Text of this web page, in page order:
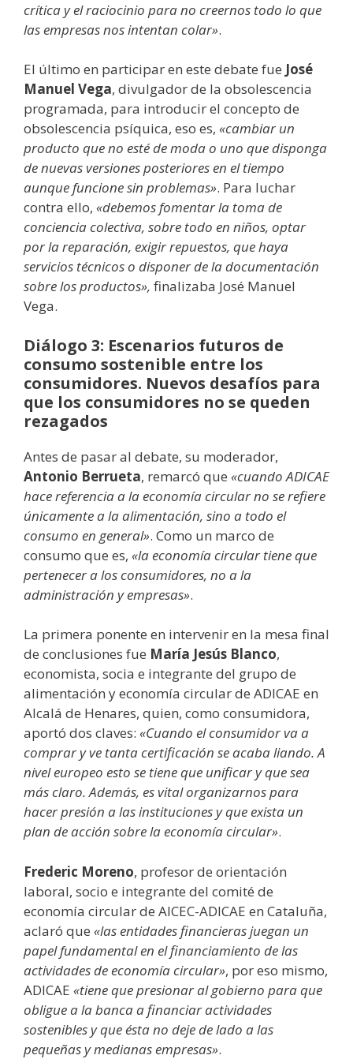
crítica y el raciocinio para no creernos todo lo que
las empresas nos intentan colar».
El último en participar en este debate fue José
Manuel Vega, divulgador de la obsolescencia
programada, para introducir el concepto de
obsolescencia psíquica, eso es, «cambiar un
producto que no esté de moda o uno que disponga
de nuevas versiones posteriores en el tiempo
aunque funcione sin problemas». Para luchar
contra ello, «debemos fomentar la toma de
conciencia colectiva, sobre todo en niños, optar
por la reparación, exigir repuestos, que haya
servicios técnicos o disponer de la documentación
sobre los productos», finalizaba José Manuel
Vega.
Diálogo 3: Escenarios futuros de
consumo sostenible entre los
consumidores. Nuevos desafíos para
que los consumidores no se queden
rezagados
Antes de pasar al debate, su moderador,
Antonio Berrueta, remarcó que «cuando ADICAE
hace referencia a la economía circular no se refiere
únicamente a la alimentación, sino a todo el
consumo en general». Como un marco de
consumo que es, «la economía circular tiene que
pertenecer a los consumidores, no a la
administración y empresas».
La primera ponente en intervenir en la mesa final
de conclusiones fue María Jesús Blanco,
economista, socia e integrante del grupo de
alimentación y economía circular de ADICAE en
Alcalá de Henares, quien, como consumidora,
aportó dos claves: «Cuando el consumidor va a
comprar y ve tanta certificación se acaba liando. A
nivel europeo esto se tiene que unificar y que sea
más claro. Además, es vital organizarnos para
hacer presión a las instituciones y que exista un
plan de acción sobre la economía circular».
Frederic Moreno, profesor de orientación
laboral, socio e integrante del comité de
economía circular de AICEC-ADICAE en Cataluña,
aclaró que «las entidades financieras juegan un
papel fundamental en el financiamiento de las
actividades de economía circular», por eso mismo,
ADICAE «tiene que presionar al gobierno para que
obligue a la banca a financiar actividades
sostenibles y que ésta no deje de lado a las
pequeñas y medianas empresas».